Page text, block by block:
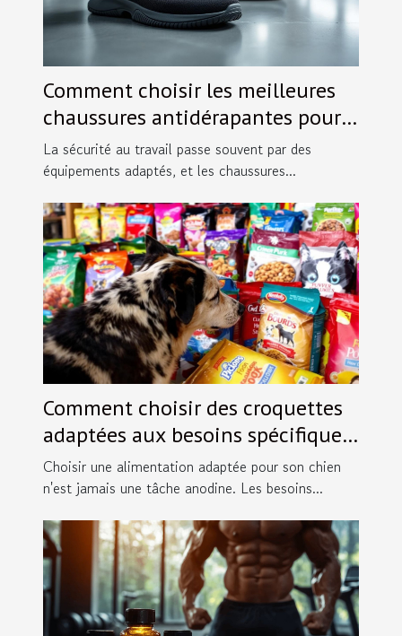
Comment choisir les meilleures
chaussures antidérapantes pour
votre profession ?
La sécurité au travail passe souvent par des
équipements adaptés, et les chaussures...
Comment choisir des croquettes
adaptées aux besoins spécifiques
de votre chien ?
Choisir une alimentation adaptée pour son chien
n'est jamais une tâche anodine. Les besoins...